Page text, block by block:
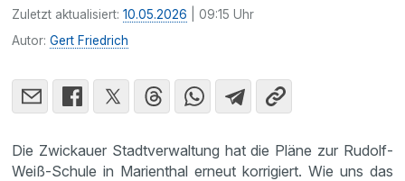
Zuletzt aktualisiert:10.05.2026 | 09:15 Uhr
Autor:Gert Friedrich
Die Zwickauer Stadtverwaltung hat die Pläne zur Rudolf-
Weiß-Schule in Marienthal erneut korrigiert. Wie uns das